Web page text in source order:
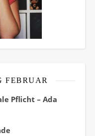
FEBRUAR
Pflicht – Ada